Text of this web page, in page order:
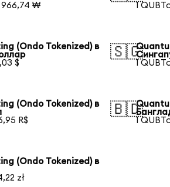
966,74 ₩
1
(Ondo Tokenized) в
$
🇸🇬
1
(Ondo Tokenized) в
R$
🇧🇩
1
(Ondo Tokenized) в
zł